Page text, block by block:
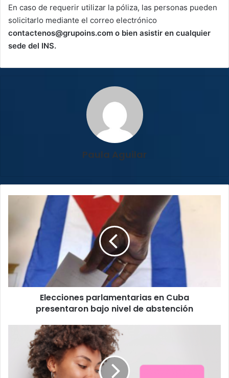
En caso de requerir utilizar la póliza, las personas pueden
solicitarlo mediante el correo electrónico
contactenos@grupoins.com o bien asistir en cualquier
sede del INS.
Paula Aguilar
parlamentarias
presentaron
nivel
de
abstención
Elecciones parlamentarias en Cuba
presentaron bajo nivel de abstención
Campaña
padres